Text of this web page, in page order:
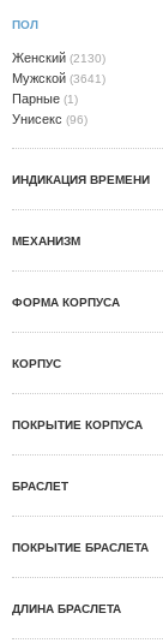
ПОЛ
Женский (2130)
Мужской (3641)
Парные (1)
Унисекс (96)
ИНДИКАЦИЯ ВРЕМЕНИ
МЕХАНИЗМ
ФОРМА КОРПУСА
КОРПУС
ПОКРЫТИЕ КОРПУСА
БРАСЛЕТ
ПОКРЫТИЕ БРАСЛЕТА
ДЛИНА БРАСЛЕТА